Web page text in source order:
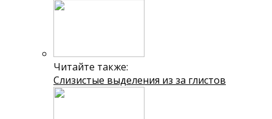
Читайте также:
Слизистые выделения из за глистов